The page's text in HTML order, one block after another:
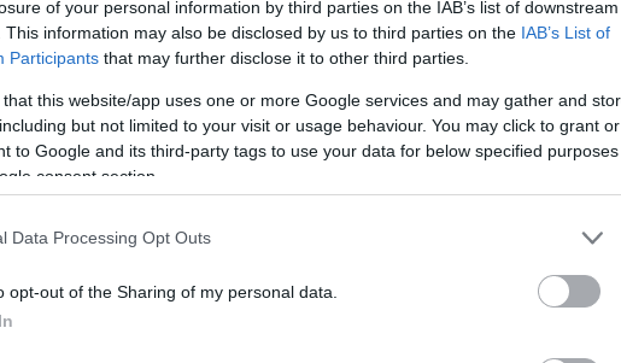
of your personal information by third parties on the IAB’s list of downstream
This information may also be disclosed by us to third parties on the IAB’s List of
Participants that may further disclose it to other third parties.
that this website/app uses one or more Google services and may gather and
but not limited to your visit or usage behaviour. You may click to grant or
to Google and its third-party tags to use your data for below specified purposes
consent section.
Data Processing Opt Outs
opt-out of the Sharing of my personal data.
UJA
2026